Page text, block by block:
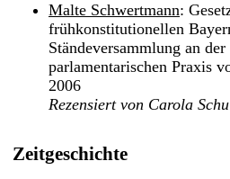
Malte Schwertmann:
frühkonstitutionellen
Ständeversammlung an
parlamentarischen Praxis
2006
Rezensiert von Carola
Zeitgeschichte